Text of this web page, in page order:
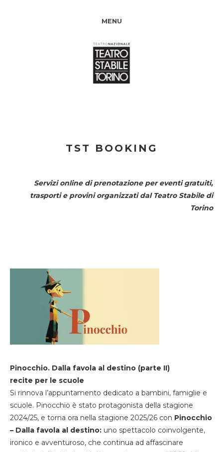
MENU
TST BOOKING
Servizi online di prenotazione per eventi gratuiti,
trasporti e provini organizzati dal Teatro Stabile di
Torino
Pinocchio. Dalla favola al destino (parte II)
recite per le scuole
Si rinnova l’appuntamento dedicato a bambini, famiglie e
scuole. Pinocchio è stato protagonista della stagione
2024/25, e torna ora nella stagione 2025/26 con Pinocchio
– Dalla favola al destino: uno spettacolo coinvolgente,
ironico e avventuroso, che continua ad affascinare